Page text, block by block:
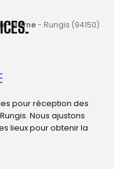
Marne- Rungis (94150)
pour réception des
Nous ajustons
lieux pour obtenir la